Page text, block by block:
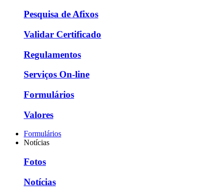
Pesquisa de Afixos
Validar Certificado
Regulamentos
Serviços On-line
Formulários
Valores
Formulários
Notícias
Fotos
Notícias